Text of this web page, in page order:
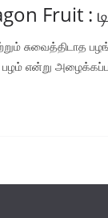
Fruit
என்று